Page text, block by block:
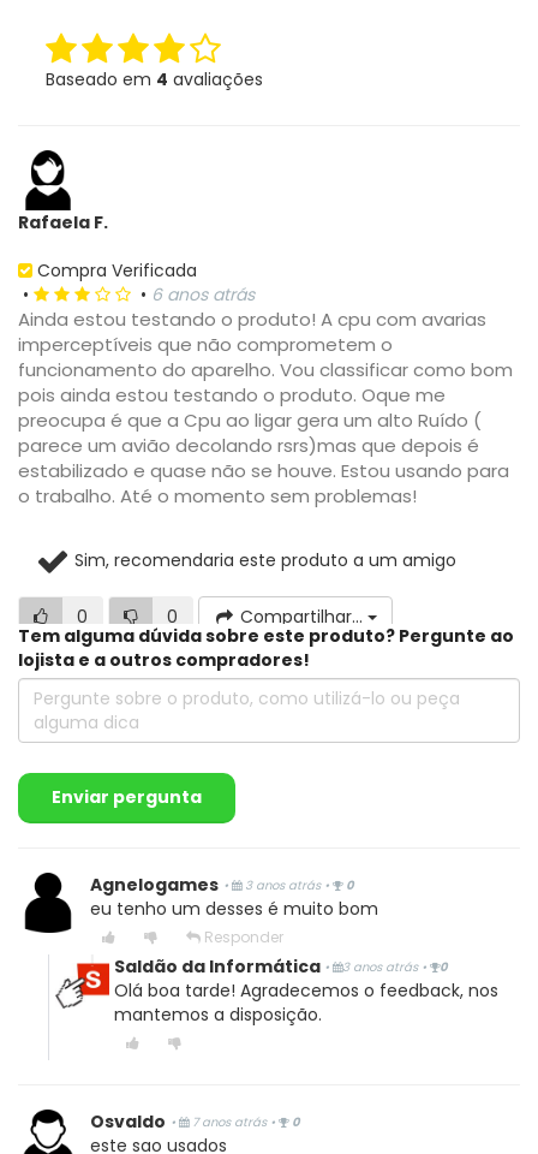
Baseado em 4 avaliações
Rafaela F.
Compra Verificada
•
• 6 anos atrás
Ainda estou testando o produto! A cpu com avarias
imperceptíveis que não comprometem o
funcionamento do aparelho. Vou classificar como bom
pois ainda estou testando o produto. Oque me
preocupa é que a Cpu ao ligar gera um alto Ruído (
parece um avião decolando rsrs)mas que depois é
estabilizado e quase não se houve. Estou usando para
o trabalho. Até o momento sem problemas!
Sim, recomendaria este produto a um amigo
0 0 Compartilhar...
Compra Verificada
•
•6 anos atrás
Sim, recomendaria este produto a um amigo
0 0 Compartilhar...
Jefferson
Tem alguma dúvida sobre este produto? Pergunte ao
lojista e a outros compradores!
Enviar pergunta
Agnelogames • 3 anos atrás • 0
eu tenho um desses é muito bom
Responder
Saldão da Informática • 3 anos atrás • 0
Olá boa tarde! Agradecemos o feedback, nos
mantemos a disposição.
Osvaldo • 7 anos atrás • 0
este sao usados